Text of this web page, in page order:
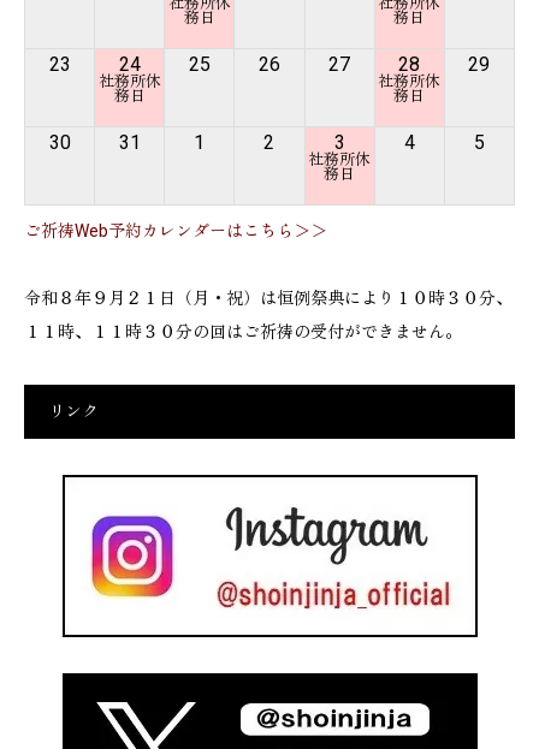
23 24 25 26 27 28 29
30 31 1 2 3 4 5
ご祈祷Web予約カレンダーはこちら＞＞
令和８年９月２１日（月・祝）は恒例祭典により１０時３０分、
１１時、１１時３０分の回はご祈祷の受付ができません。
リンク